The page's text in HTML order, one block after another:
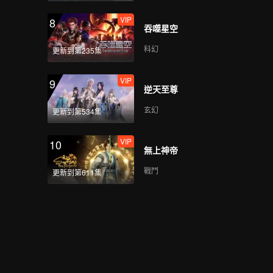
8
更新到第235集
VIP
吞噬星空
科幻
9
更新到第534集
VIP
逆天至尊
玄幻
10
更新到第611集
VIP
無上神帝
戰鬥